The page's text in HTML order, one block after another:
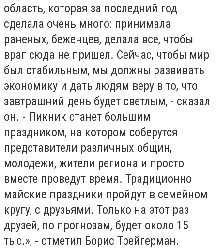
область, которая за последний год
сделала очень много: принимала
раненых, беженцев, делала все, чтобы
враг сюда не пришел. Сейчас, чтобы мир
был стабильным, мы должны развивать
экономику и дать людям веру в то, что
завтрашний день будет светлым, - сказал
он. - Пикник станет большим
праздником, на котором соберутся
представители различных общин,
молодежи, жители региона и просто
вместе проведут время. Традиционно
майские праздники пройдут в семейном
кругу, с друзьями. Только на этот раз
друзей, по прогнозам, будет около 15
тыс.», - отметил Борис Трейгерман.